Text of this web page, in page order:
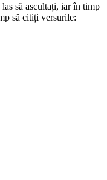
să ascultați, iar în timp
să citiți versurile: